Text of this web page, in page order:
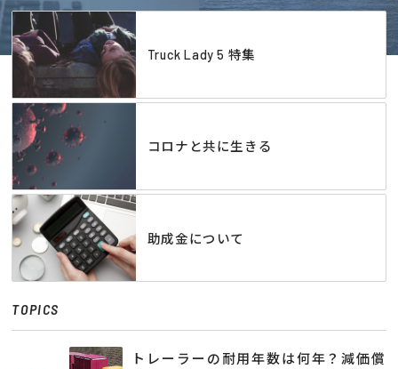
Truck Lady 5 特集
コロナと共に生きる
助成金について
TOPICS
トレーラーの耐用年数は何年？減価償